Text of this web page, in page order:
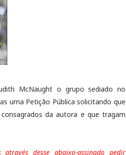
McNaught o grupo sediado no
uma Petição Pública solicitando que
da autora e que tragam
desse abaixo-assinado pedir